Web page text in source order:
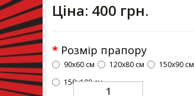
Ціна: 400 грн.
Розмір прапору
90х60 см 120х80 см
150х90 см
150х100 см